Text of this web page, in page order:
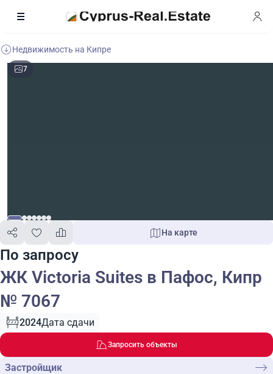
Недвижимость на Кипре
7
По запросу
На карте
ЖК Victoria Suites в Пафос, Кипр
№ 7067
2024Дата сдачи
Запросить объекты
Застройщик